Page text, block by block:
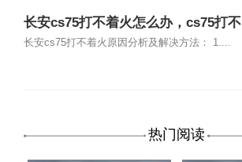
长安cs75打不着火怎么办，cs75打不
着火怎么解决
长安cs75打不着火原因分析及解决方法： 1....
热门阅读